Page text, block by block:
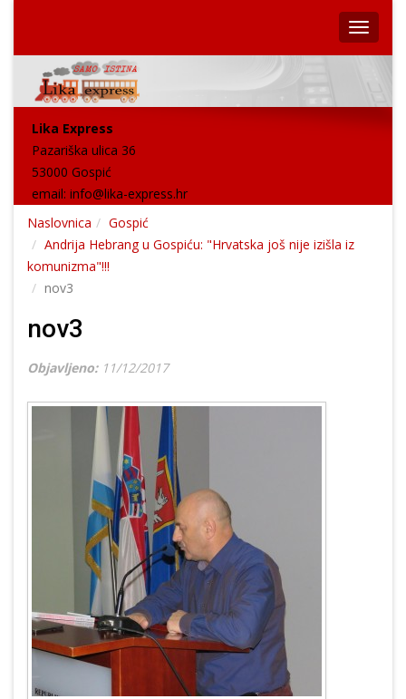
Lika Express
Pazariška ulica 36
53000 Gospić
email: info@lika-express.hr
Naslovnica
Gospić
Andrija Hebrang u Gospiću: "Hrvatska još nije izišla iz
komunizma"!!!
nov3
nov3
Objavljeno: 11/12/2017